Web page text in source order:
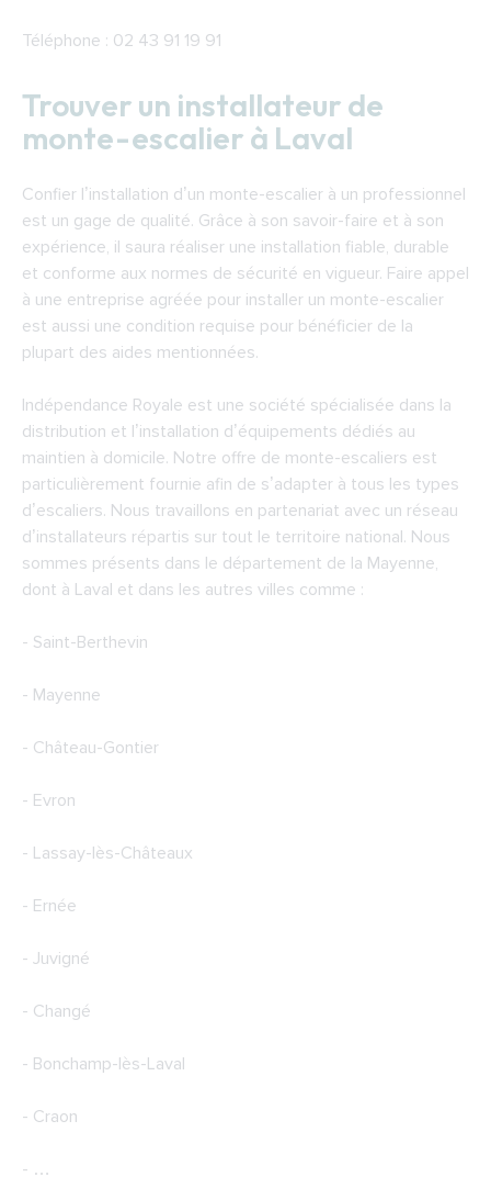
Téléphone : 02 43 91 19 91
Trouver un installateur de
monte-escalier à Laval
Confier l’installation d’un monte-escalier à un professionnel
est un gage de qualité. Grâce à son savoir-faire et à son
expérience, il saura réaliser une installation fiable, durable
et conforme aux normes de sécurité en vigueur. Faire appel
à une entreprise agréée pour installer un monte-escalier
est aussi une condition requise pour bénéficier de la
plupart des aides mentionnées.
Indépendance Royale est une société spécialisée dans la
distribution et l’installation d’équipements dédiés au
maintien à domicile. Notre offre de monte-escaliers est
particulièrement fournie afin de s’adapter à tous les types
d’escaliers. Nous travaillons en partenariat avec un réseau
d’installateurs répartis sur tout le territoire national. Nous
sommes présents dans le département de la Mayenne,
dont à Laval et dans les autres villes comme :
- Saint-Berthevin
- Mayenne
- Château-Gontier
- Evron
- Lassay-lès-Châteaux
- Ernée
- Juvigné
- Changé
- Bonchamp-lès-Laval
- Craon
- …